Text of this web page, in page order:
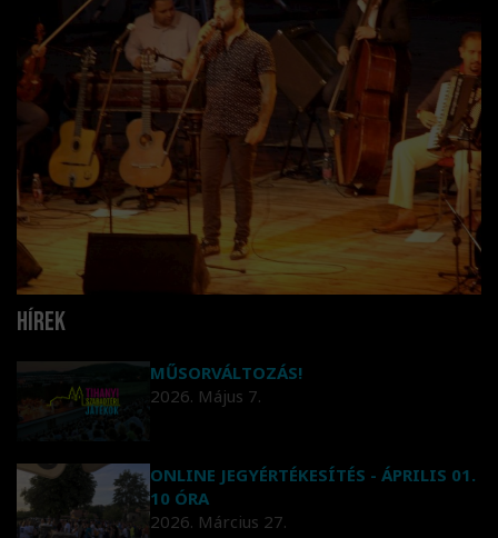
Hírek
MŰSORVÁLTOZÁS!
2026. Május 7.
ONLINE JEGYÉRTÉKESÍTÉS - ÁPRILIS 01.
10 ÓRA
2026. Március 27.